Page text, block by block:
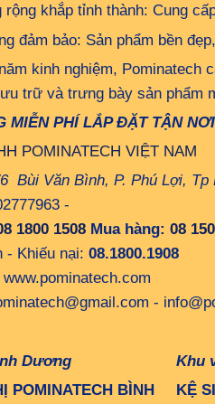
rộng khắp tỉnh thành: Cung
đảm bảo: Sản phẩm bền
kinh nghiệm, Pominatech
trữ và trưng bày sản phẩm
MIỄN PHÍ LẮP ĐẶT TẬN NƠI
POMINATECH VIỆT NAM
Bùi Văn Bình, P. Phú Lợi, Tp
-
1800 1508Mua hàng: 08
- Khiếu nại: 08.1800.1908
-
Dương
POMINATECH BÌNH
Khu
KỆ